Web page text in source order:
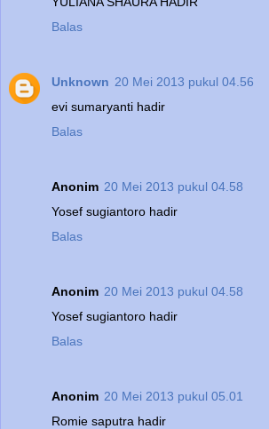
Balas
Unknown 20 Mei 2013 pukul 04.56
evi sumaryanti hadir
Balas
Anonim 20 Mei 2013 pukul 04.58
Yosef sugiantoro hadir
Balas
Anonim 20 Mei 2013 pukul 04.58
Yosef sugiantoro hadir
Balas
Anonim 20 Mei 2013 pukul 05.01
Romie saputra hadir